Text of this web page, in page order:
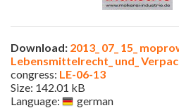
Download: 2013_ 07_ 15_
Lebensmittelrecht_ und_
congress: LE-06-13
Size: 142.01 kB
Language:
german